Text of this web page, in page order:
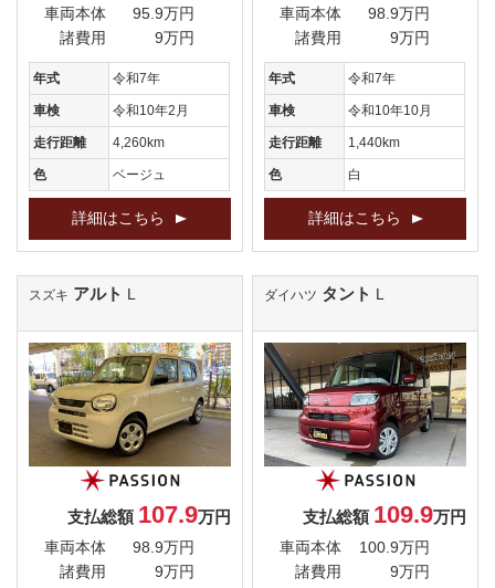
車両本体
95.9万円
諸費用
9万円
年式 令和7年
車検 令和10年2月
走行距離 4,260km
色 ベージュ
詳細はこちら
車両本体
98.9万円
諸費用
9万円
年式 令和7年
車検 令和10年10月
走行距離 1,440km
色 白
詳細はこちら
スズキ アルト L
支払総額 107.9万円
車両本体
98.9万円
諸費用
9万円
ダイハツ タント L
支払総額 109.9万円
車両本体
100.9万円
諸費用
9万円